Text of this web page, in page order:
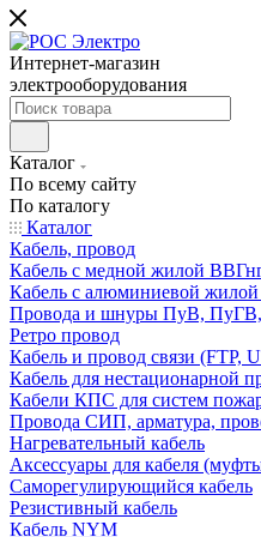
Интернет-магазин
электрооборудования
Каталог
По всему сайту
По каталогу
Каталог
Кабель, провод
Кабель с медной жилой
Кабель с алюминиевой
Провода и шнуры ПуВ,
Ретро провод
Кабель и провод связи (FTP,
Кабель для нестационарной
Кабели КПС для систем
Провода СИП, арматура,
Нагревательный кабель
Аксессуары для кабеля
Саморегулирующийся кабель
Резистивный кабель
Кабель NYM